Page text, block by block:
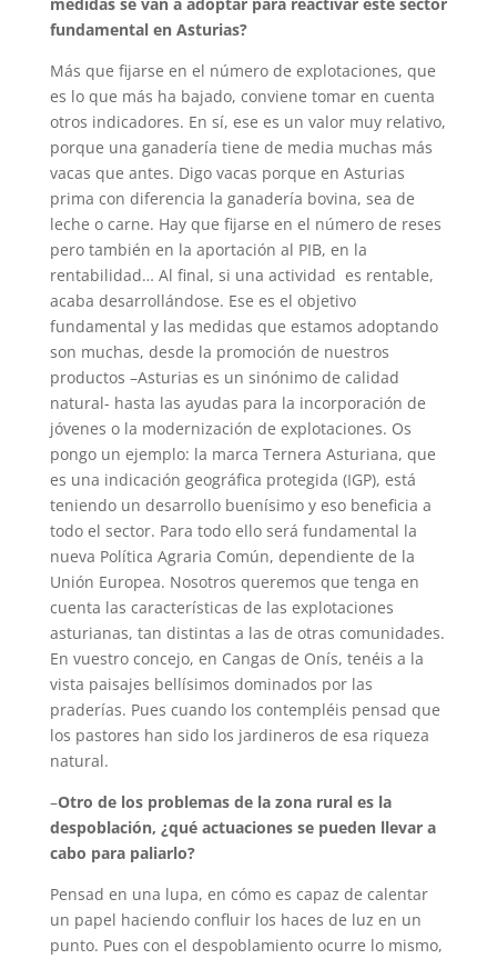
fundamental en Asturias?
Más que fijarse en el número de explotaciones, que
es lo que más ha bajado, conviene tomar en cuenta
otros indicadores. En sí, ese es un valor muy relativo,
porque una ganadería tiene de media muchas más
vacas que antes. Digo vacas porque en Asturias
prima con diferencia la ganadería bovina, sea de
leche o carne. Hay que fijarse en el número de reses
pero también en la aportación al PIB, en la
rentabilidad… Al final, si una actividad es rentable,
acaba desarrollándose. Ese es el objetivo
fundamental y las medidas que estamos adoptando
son muchas, desde la promoción de nuestros
productos –Asturias es un sinónimo de calidad
natural- hasta las ayudas para la incorporación de
jóvenes o la modernización de explotaciones. Os
pongo un ejemplo: la marca Ternera Asturiana, que
es una indicación geográfica protegida (IGP), está
teniendo un desarrollo buenísimo y eso beneficia a
todo el sector. Para todo ello será fundamental la
nueva Política Agraria Común, dependiente de la
Unión Europea. Nosotros queremos que tenga en
cuenta las características de las explotaciones
asturianas, tan distintas a las de otras comunidades.
En vuestro concejo, en Cangas de Onís, tenéis a la
vista paisajes bellísimos dominados por las
praderías. Pues cuando los contempléis pensad que
los pastores han sido los jardineros de esa riqueza
natural.
–Otro de los problemas de la zona rural es la
despoblación, ¿qué actuaciones se pueden llevar a
cabo para paliarlo?
Pensad en una lupa, en cómo es capaz de calentar
un papel haciendo confluir los haces de luz en un
punto. Pues con el despoblamiento ocurre lo mismo,